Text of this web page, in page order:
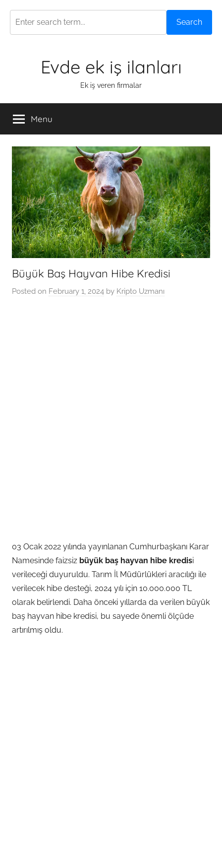
Search
Evde ek iş ilanları
Ek iş veren firmalar
Menu
Büyük Baş Hayvan Hibe Kredisi
Posted on February 1, 2024 by Kripto Uzmanı
03 Ocak 2022 yılında yayınlanan Cumhurbaşkanı Karar
Namesinde faizsiz büyük baş hayvan hibe kredisi
verileceği duyuruldu. Tarım İl Müdürlükleri aracılığı ile
verilecek hibe desteği, 2024 yılı için 10.000.000 TL
olarak belirlendi. Daha önceki yıllarda da verilen büyük
baş hayvan hibe kredisi, bu sayede önemli ölçüde
artırılmış oldu.